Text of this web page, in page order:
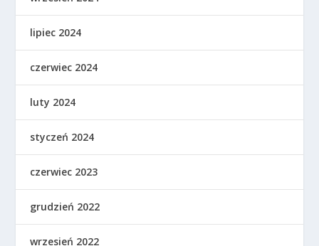
lipiec 2024
czerwiec 2024
luty 2024
styczeń 2024
czerwiec 2023
grudzień 2022
wrzesień 2022